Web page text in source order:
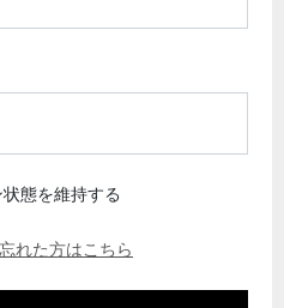
態を維持する
れた方はこちら